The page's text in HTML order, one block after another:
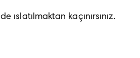
kaçınırsınız.